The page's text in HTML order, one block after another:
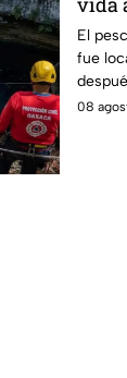
El
fue
08